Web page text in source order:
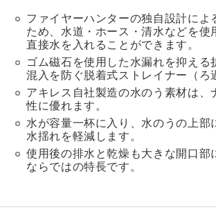
ファイヤーハンターの独自設計に
ため、水道・ホース・清水などを
直接水を入れることができます。
ゴム磁石を使用した水漏れを抑え
混入を防ぐ脱着式ストレイナー（ろ
アキレス自社製造の水のう素材は、
性に優れます。
水が容量一杯に入り、水のうの上
水揺れを軽減します。
使用後の排水と乾燥も大きな開口
ならではの特長です。